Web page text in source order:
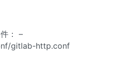
： –
gitlab-http.conf